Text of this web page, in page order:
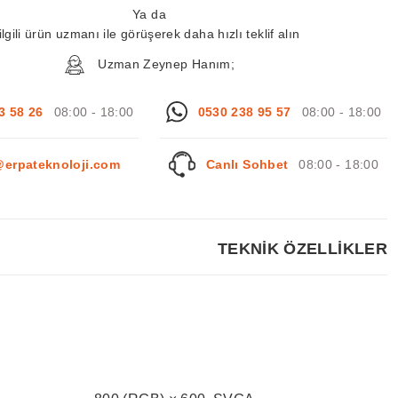
Ya da
ilgili ürün uzmanı ile görüşerek daha hızlı teklif alın
Uzman Zeynep Hanım;
58 26 08:00 - 18:00 0530 238 95 57 08:00 - 18:00
Canlı Sohbet 08:00 - 18:00
TEKNİK ÖZELLİKLER